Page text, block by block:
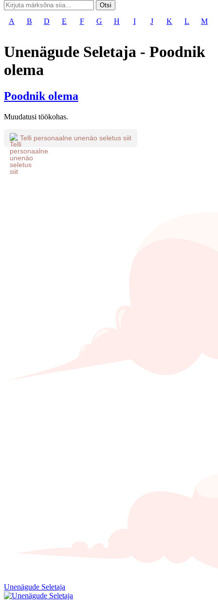
Otsi
A B D E F G H I J K L M
Unenägude Seletaja - Poodnik
olema
Poodnik olema
Muudatusi töökohas.
Telli personaalne unenäo seletus siit
Unenägude Seletaja